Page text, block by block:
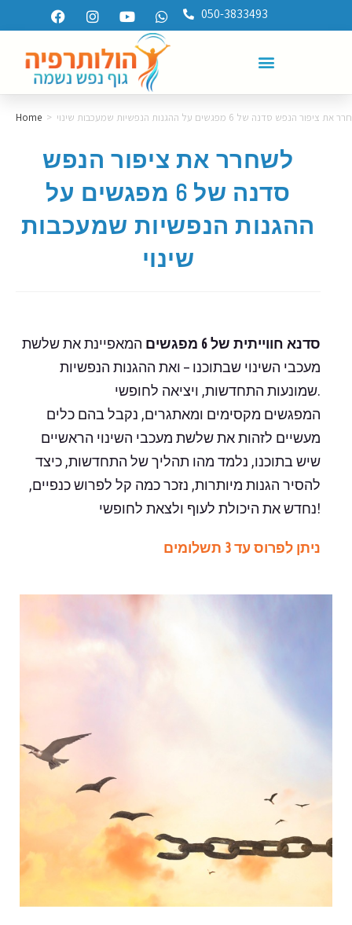
050-3833493
Home > ציפור הנפש סדנה של 6 מפגשים על ההגנות הנפשיות שמעכבות שינוי
לשחרר את ציפור הנפש
סדנה של 6 מפגשים על
ההגנות הנפשיות שמעכבות
שינוי
סדנא חווייתית של 6 מפגשים
המאפיינת את שלשת
מעכבי השינוי שבתוכנו – ואת ההגנות הנפשיות
המפגשים מקסימים ומאתגרים, נקבל בהם כלים
מעשיים לזהות את שלשת מעכבי השינוי הראשיים
שיש בתוכנו, נלמד מהו תהליך של התחדשות, כיצד
להסיר הגנות מיותרות, נזכר כמה קל לפרוש כנפיים,
נחדש את היכולת לעוף ולצאת לחופשי!
ניתן לפרוס עד 3 תשלומים